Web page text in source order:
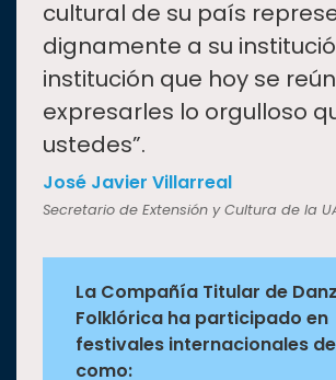
cultural de su país
dignamente a su
institución que hoy se
expresarles lo orgulloso
ustedes”.
José Javier Villarreal
Secretario de Extensión y Cultura de la
La Compañía Titular de
Folklórica ha participado en
festivales internacionales
como: